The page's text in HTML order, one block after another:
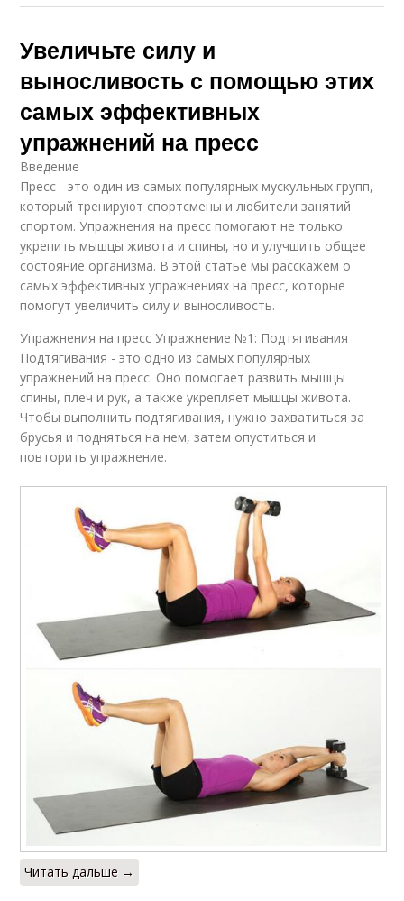
Увеличьте силу и
выносливость с помощью этих
самых эффективных
упражнений на пресс
Введение
Пресс - это один из самых популярных мускульных групп,
который тренируют спортсмены и любители занятий
спортом. Упражнения на пресс помогают не только
укрепить мышцы живота и спины, но и улучшить общее
состояние организма. В этой статье мы расскажем о
самых эффективных упражнениях на пресс, которые
помогут увеличить силу и выносливость.
Упражнения на пресс Упражнение №1: Подтягивания
Подтягивания - это одно из самых популярных
упражнений на пресс. Оно помогает развить мышцы
спины, плеч и рук, а также укрепляет мышцы живота.
Чтобы выполнить подтягивания, нужно захватиться за
брусья и подняться на нем, затем опуститься и
повторить упражнение.
Читать дальше →